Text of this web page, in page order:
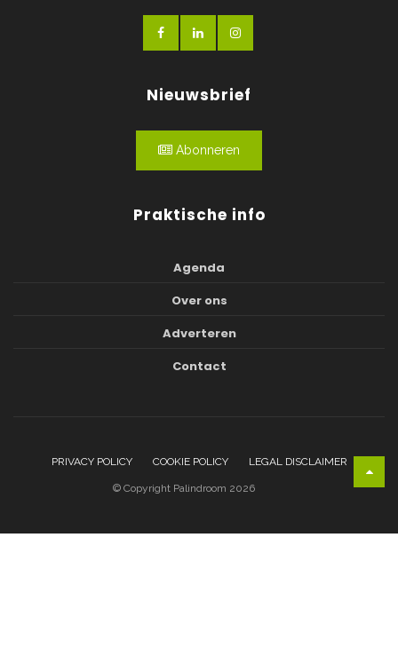
Nieuwsbrief
Abonneren
Praktische info
Agenda
Over ons
Adverteren
Contact
PRIVACY POLICY COOKIE POLICY LEGAL DISCLAIMER
© Copyright Palindroom 2026